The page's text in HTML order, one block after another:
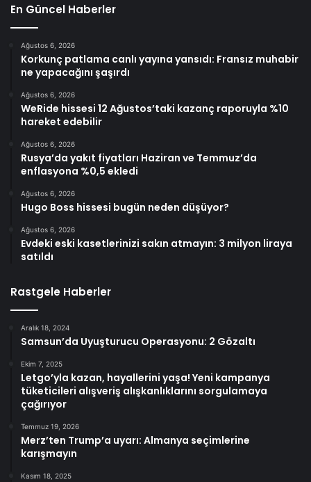
En Güncel Haberler
Ağustos 6, 2026
Korkunç patlama canlı yayına yansıdı: Fransız muhabir
ne yapacağını şaşırdı
Ağustos 6, 2026
WeRide hissesi 12 Ağustos’taki kazanç raporuyla %10
hareket edebilir
Ağustos 6, 2026
Rusya’da yakıt fiyatları Haziran ve Temmuz’da
enflasyona %0,5 ekledi
Ağustos 6, 2026
Hugo Boss hissesi bugün neden düşüyor?
Ağustos 6, 2026
Evdeki eski kasetlerinizi sakın atmayın: 3 milyon liraya
satıldı
Rastgele Haberler
Aralık 18, 2024
Samsun’da Uyuşturucu Operasyonu: 2 Gözaltı
Ekim 7, 2025
Letgo’yla kazan, hayallerini yaşa! Yeni kampanya
tüketicileri alışveriş alışkanlıklarını sorgulamaya
çağırıyor
Temmuz 19, 2026
Merz’ten Trump’a uyarı: Almanya seçimlerine
karışmayın
Kasım 18, 2025